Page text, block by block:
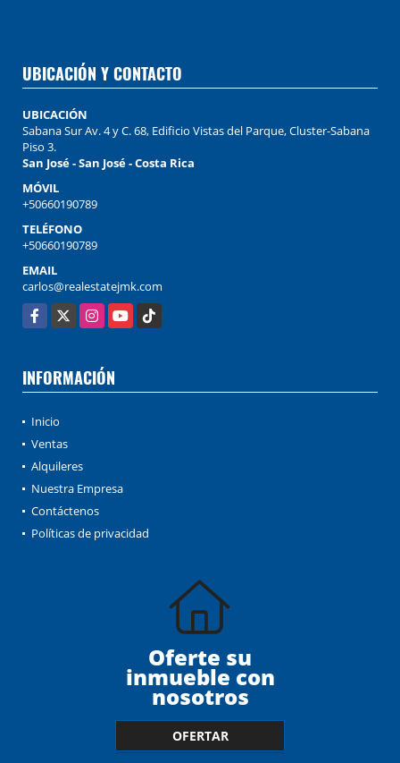
UBICACIÓN Y CONTACTO
UBICACIÓN
Sabana Sur Av. 4 y C. 68, Edificio Vistas del Parque, Cluster-Sabana
Piso 3.
San José - San José - Costa Rica
MÓVIL
+50660190789
TELÉFONO
+50660190789
EMAIL
carlos@realestatejmk.com
Facebook
X InstagramYouTubeTikTok
INFORMACIÓN
Inicio
Ventas
Alquileres
Nuestra Empresa
Contáctenos
Políticas de privacidad
Oferte su
inmueble con
nosotros
OFERTAR